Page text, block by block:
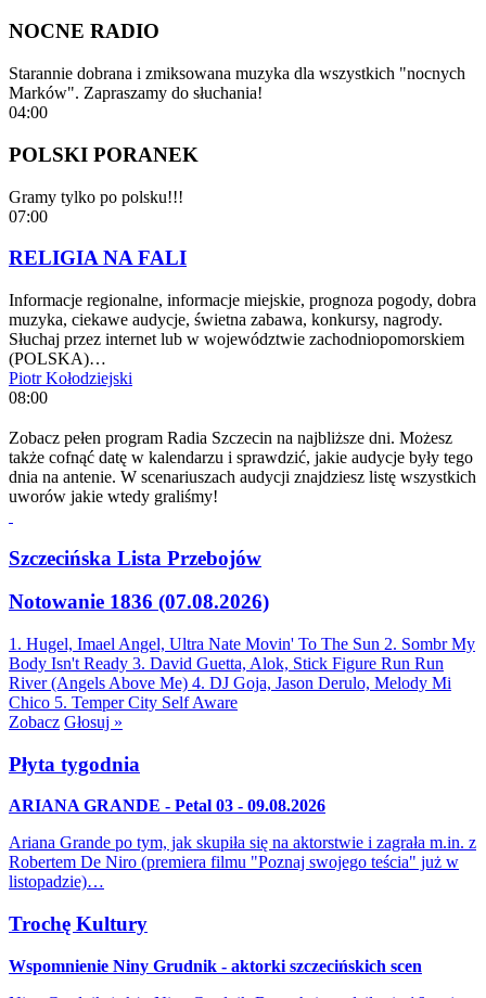
NOCNE RADIO
Starannie dobrana i zmiksowana muzyka dla wszystkich "nocnych
Marków". Zapraszamy do słuchania!
04:00
POLSKI PORANEK
Gramy tylko po polsku!!!
07:00
RELIGIA NA FALI
Informacje regionalne, informacje miejskie, prognoza pogody, dobra
muzyka, ciekawe audycje, świetna zabawa, konkursy, nagrody.
Słuchaj przez internet lub w województwie zachodniopomorskiem
(POLSKA)…
Piotr Kołodziejski
08:00
Zobacz pełen program Radia Szczecin na najbliższe dni. Możesz
także cofnąć datę w kalendarzu i sprawdzić, jakie audycje były tego
dnia na antenie. W scenariuszach audycji znajdziesz listę wszystkich
uworów jakie wtedy graliśmy!
Szczecińska Lista Przebojów
Notowanie 1836 (07.08.2026)
1. Hugel, Imael Angel, Ultra Nate Movin' To The Sun 2. Sombr My
Body Isn't Ready 3. David Guetta, Alok, Stick Figure Run Run
River (Angels Above Me) 4. DJ Goja, Jason Derulo, Melody Mi
Chico 5. Temper City Self Aware
Zobacz Głosuj »
Płyta tygodnia
ARIANA GRANDE - Petal 03 - 09.08.2026
Ariana Grande po tym, jak skupiła się na aktorstwie i zagrała m.in. z
Robertem De Niro (premiera filmu "Poznaj swojego teścia" już w
listopadzie)…
Trochę Kultury
Wspomnienie Niny Grudnik - aktorki szczecińskich scen